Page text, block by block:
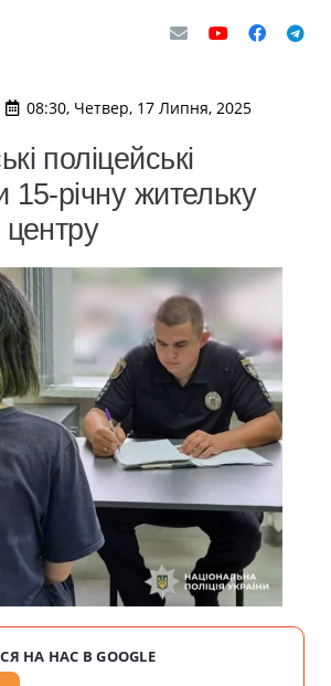
08:30, Четвер, 17 Липня, 2025
поліцейські
15-річну жительку
НА НАС В GOOGLE